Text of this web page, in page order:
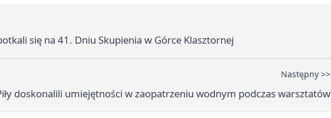
się na 41. Dniu Skupienia w Górce Klasztornej
Następny >>
doskonalili umiejętności w zaopatrzeniu wodnym podczas warsztatów